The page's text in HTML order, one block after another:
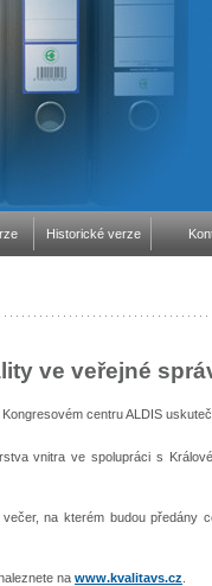
Historické verze
ve veřejné
centru ALDIS
vnitra ve spolupráci s
na kterém budou předány
na www.kvalitavs.cz